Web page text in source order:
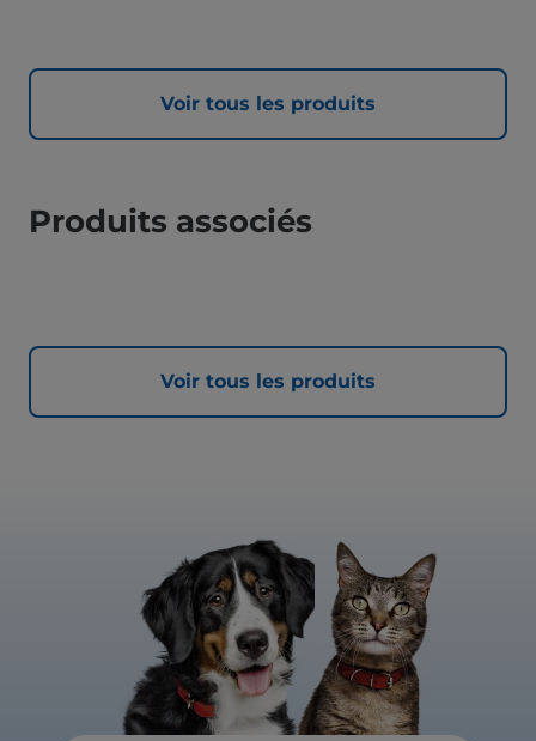
Voir tous les produits
Produits associés
Voir tous les produits